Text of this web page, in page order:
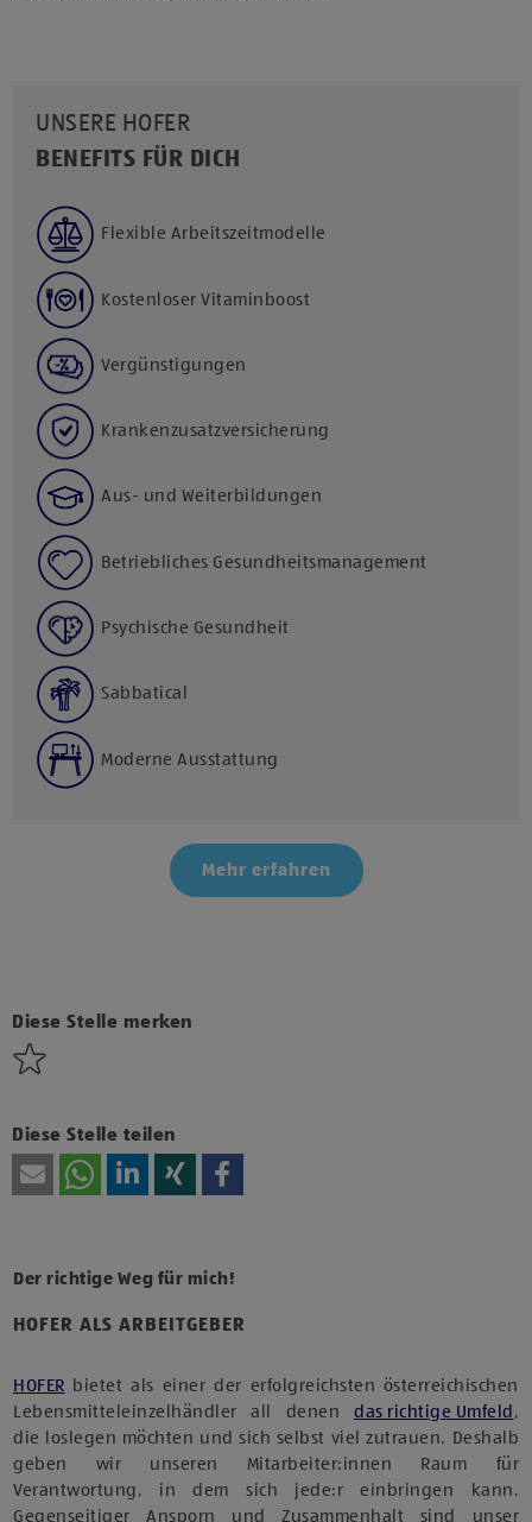
UNSERE HOFER
BENEFITS FÜR DICH
Flexible Arbeitszeitmodelle
Kostenloser Vitaminboost
Vergünstigungen
Krankenzusatzversicherung
Aus- und Weiterbildungen
Betriebliches Gesundheitsmanagement
Psychische Gesundheit
Sabbatical
Moderne Ausstattung
Mehr erfahren
Diese Stelle merken
Diese Stelle teilen
HOFER ALS ARBEITGEBER
Der richtige Weg für mich!
HOFER bietet als einer der erfolgreichsten österreichischen
Lebensmitteleinzelhändler all denen das richtige Umfeld ,
die loslegen möchten und sich selbst viel zutrauen. Deshalb
geben wir unseren Mitarbeiter:innen Raum für
Verantwortung, in dem sich jede:r einbringen kann.
Gegenseitiger Ansporn und Zusammenhalt sind unser